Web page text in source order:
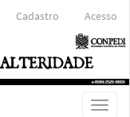
Cadastro Acesso
Toggle